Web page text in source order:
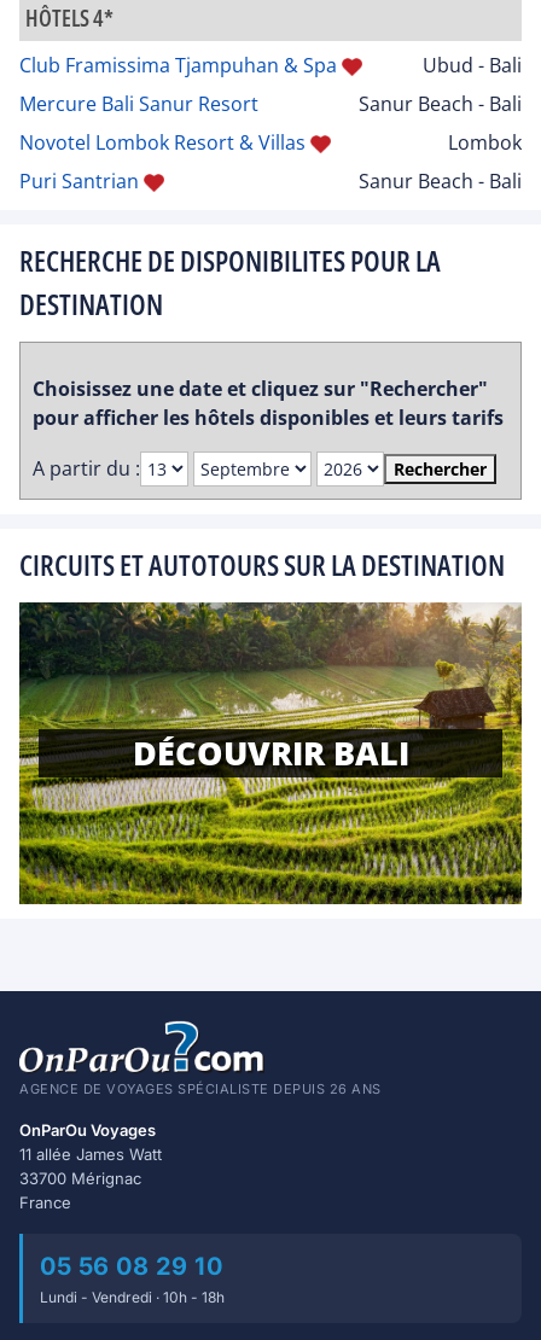
HÔTELS 4*
Club Framissima Tjampuhan & Spa
Ubud - Bali
Mercure Bali Sanur Resort
Sanur Beach - Bali
Novotel Lombok Resort & Villas
Lombok
Puri Santrian
Sanur Beach - Bali
RECHERCHE DE DISPONIBILITES POUR LA
DESTINATION
Choisissez une date et cliquez sur "Rechercher"
pour afficher les hôtels disponibles et leurs tarifs
A partir du :
Rechercher
CIRCUITS ET AUTOTOURS SUR LA DESTINATION
DÉCOUVRIR BALI
AGENCE DE VOYAGES SPÉCIALISTE DEPUIS 26 ANS
OnParOu Voyages
11 allée James Watt
33700 Mérignac
France
05 56 08 29 10
Lundi - Vendredi · 10h - 18h